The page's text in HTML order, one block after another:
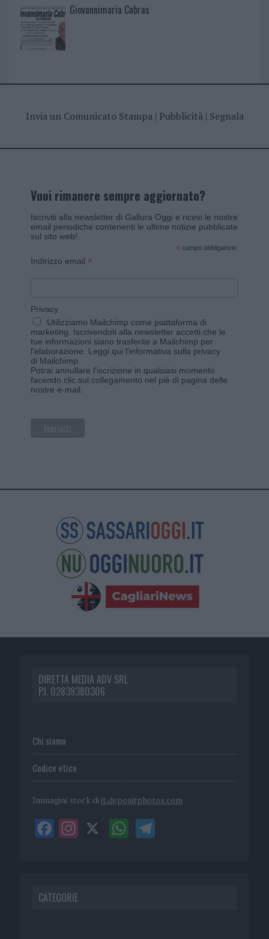
Giovannimaria Cabras
Invia un Comunicato Stampa| Pubblicità| Segnala
Vuoi rimanere sempre aggiornato?
Iscriviti alla newsletter di Gallura Oggi e ricevi le nostre
email periodiche contenenti le ultime notizie pubblicate
sul sito web!
* campo obbligatorio
Indirizzo email *
Privacy
Utilizziamo Mailchimp come piattaforma di
marketing. Iscrivendoti alla newsletter accetti che le
tue informazioni siano trasferite a Mailchimp per
l'elaborazione. Leggi qui l'informativa sulla privacy
di Mailchimp
Potrai annullare l'iscrizione in qualsiasi momento
facendo clic sul collegamento nel piè di pagina delle
nostre e-mail.
DIRETTA MEDIA ADV SRL
P.I. 02839380306
Chi siamo
Codice etico
Immagini stock di it.depositphotos.com
CATEGORIE